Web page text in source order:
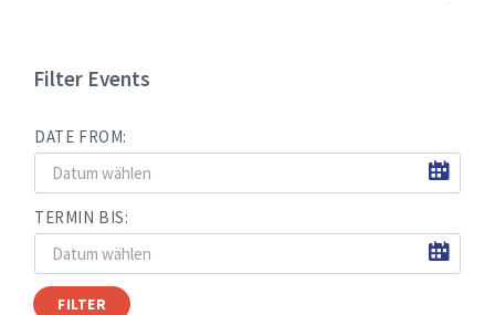
Filter Events
DATE FROM:
TERMIN BIS:
FILTER